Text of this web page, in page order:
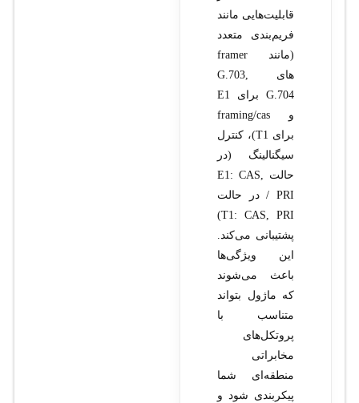
قابلیت‌هایی مانند
فریم‌بندی متعدد
(مانند framer
های G.703,
G.704 برای E1
و framing/cas
برای T1)، کنترل
سیگنالینگ (در
حالت E1: CAS,
PRI / در حالت
T1: CAS, PRI)
پشتیبانی می‌کند.
این ویژگی‌ها
باعث می‌شوند
که ماژول بتواند
متناسب با
پروتکل‌های
مخابراتی
منطقه‌ای شما
پیکربندی شود و